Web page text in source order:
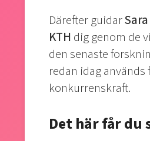
Därefter guidar
KTH dig genom de
den senaste
redan idag
konkurrenskraft.
Det här får du